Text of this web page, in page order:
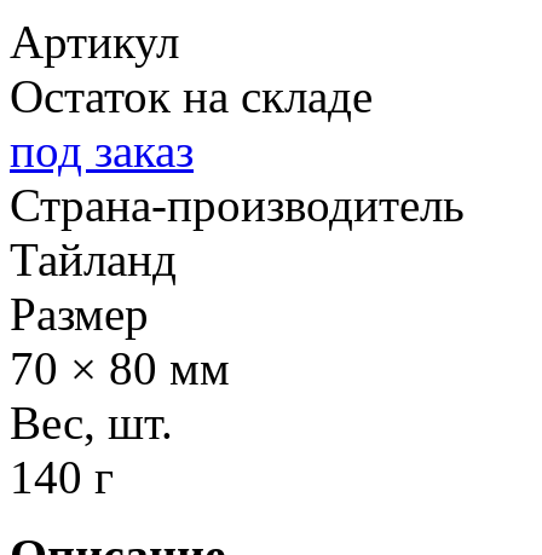
Артикул
Остаток на складе
под заказ
Страна-производитель
Тайланд
Размер
70 × 80 мм
Вес, шт.
140 г